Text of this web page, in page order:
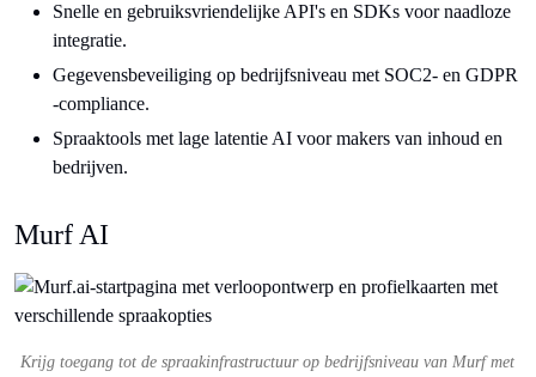
Snelle en gebruiksvriendelijke API's en SDKs voor naadloze
integratie.
Gegevensbeveiliging op bedrijfsniveau met SOC2- en GDPR
-compliance.
Spraaktools met lage latentie AI voor makers van inhoud en
bedrijven.
Murf AI
Krijg toegang tot de spraakinfrastructuur op bedrijfsniveau van Murf met